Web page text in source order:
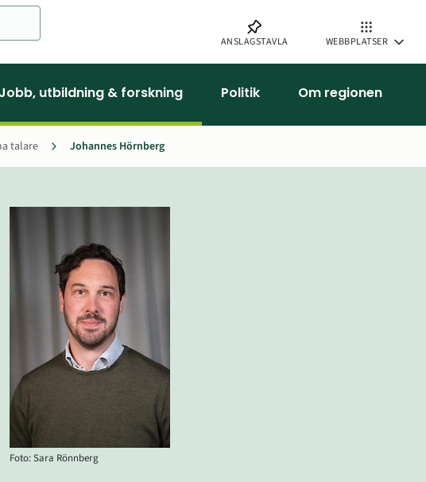
ANSLAGSTAVLA WEBBPLATSER
Jobb, utbildning & forskning Politik Om regionen
talare Johannes Hörnberg
Foto: Sara Rönnberg